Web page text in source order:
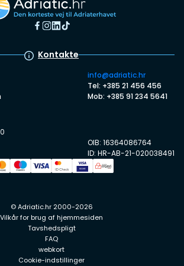
Kontakte
info@adriatic.hr
Tel: +385 21 456 456
Mob: +385 91 234 5641
OIB: 16364086764
ID: HR-AB-21-020038491
© Adriatic.hr 2000-2026
Vilkår for brug af hjemmesiden
Tavshedspligt
FAQ
webkort
Cookie-indstillinger